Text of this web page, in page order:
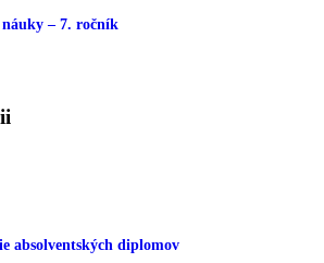
– 7. ročník
absolventských diplomov